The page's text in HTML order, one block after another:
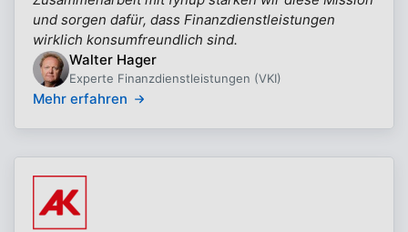
und sorgen dafür, dass Finanzdienstleistungen
wirklich konsumfreundlich sind.
Walter Hager
Experte Finanzdienstleistungen (VKI)
Mehr erfahren